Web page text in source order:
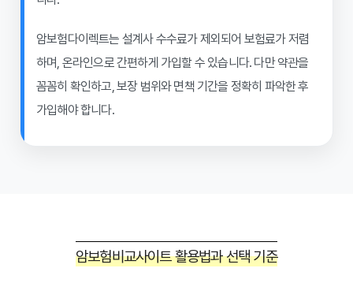
암보험다이렉트는 설계사 수수료가 제외되어 보험료가 저렴
하며, 온라인으로 간편하게 가입할 수 있습니다. 다만 약관을
꼼꼼히 확인하고, 보장 범위와 면책 기간을 정확히 파악한 후
가입해야 합니다.
암보험비교사이트 활용법과 선택 기준